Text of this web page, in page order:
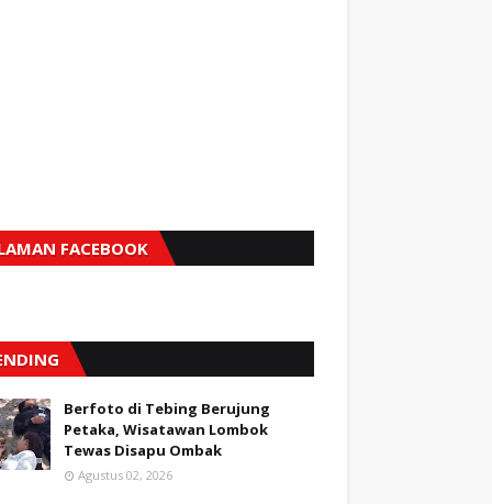
FACEBOOK
Berfoto di Tebing Berujung
Petaka, Wisatawan Lombok
Tewas Disapu Ombak
Agustus 02, 2026